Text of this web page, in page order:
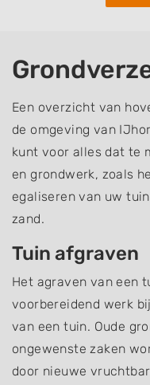
Een overzicht van
de omgeving van
kunt voor alles dat te
en grondwerk, zoals
egaliseren van uw
zand.
Tuin afgraven
Het agraven van een
voorbereidend werk
van een tuin. Oude
ongewenste zaken
door nieuwe